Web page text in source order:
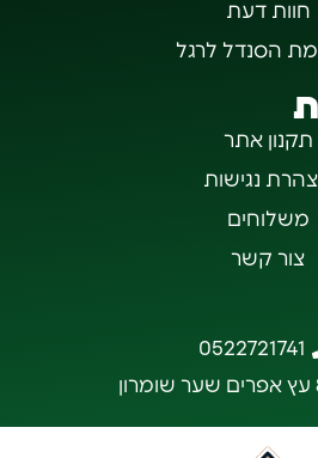
חוות דעת
הסנדל לרגל
תקנון אתר
נגישות
משלוחים
צור קשר
0522721741